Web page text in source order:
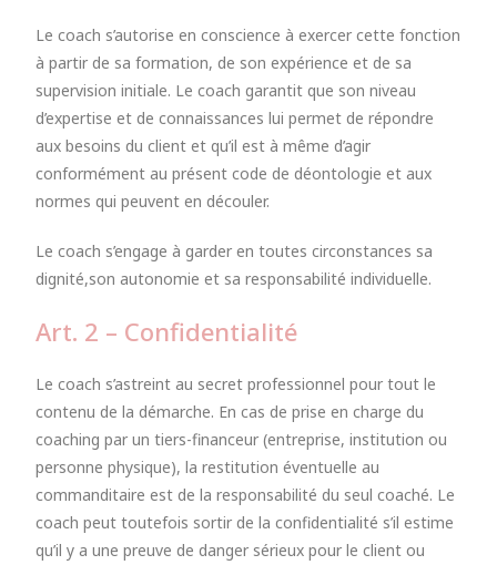
Le coach s’autorise en conscience à exercer cette fonction
à partir de sa formation, de son expérience et de sa
supervision initiale. Le coach garantit que son niveau
d’expertise et de connaissances lui permet de répondre
aux besoins du client et qu’il est à même d’agir
conformément au présent code de déontologie et aux
normes qui peuvent en découler.
Le coach s’engage à garder en toutes circonstances sa
dignité,son autonomie et sa responsabilité individuelle.
Art. 2 – Confidentialité
Le coach s’astreint au secret professionnel pour tout le
contenu de la démarche. En cas de prise en charge du
coachingpar un tiers-financeur (entreprise, institution ou
personne physique), la restitution éventuelle au
commanditaire est de la responsabilité du seul coaché. Le
coach peut toutefois sortir de la confidentialité s’il estime
qu’il y a une preuve de danger sérieux pour le client ou